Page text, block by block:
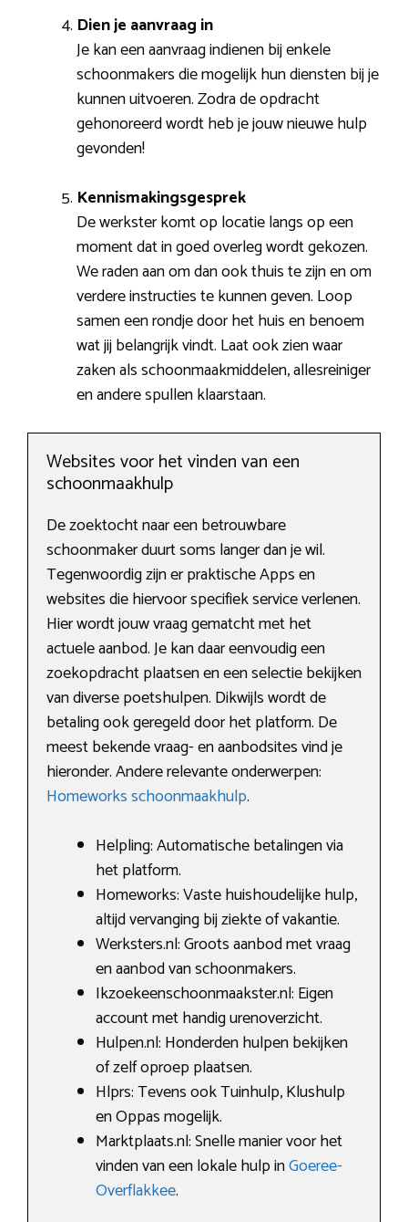
Dien je aanvraag in
Je kan een aanvraag indienen bij enkele
schoonmakers die mogelijk hun diensten bij je
kunnen uitvoeren. Zodra de opdracht
gehonoreerd wordt heb je jouw nieuwe hulp
gevonden!
Kennismakingsgesprek
De werkster komt op locatie langs op een
moment dat in goed overleg wordt gekozen.
We raden aan om dan ook thuis te zijn en om
verdere instructies te kunnen geven. Loop
samen een rondje door het huis en benoem
wat jij belangrijk vindt. Laat ook zien waar
zaken als schoonmaakmiddelen, allesreiniger
en andere spullen klaarstaan.
Websites voor het vinden van een
schoonmaakhulp
De zoektocht naar een betrouwbare
schoonmaker duurt soms langer dan je wil.
Tegenwoordig zijn er praktische Apps en
websites die hiervoor specifiek service verlenen.
Hier wordt jouw vraag gematcht met het
actuele aanbod. Je kan daar eenvoudig een
zoekopdracht plaatsen en een selectie bekijken
van diverse poetshulpen. Dikwijls wordt de
betaling ook geregeld door het platform. De
meest bekende vraag- en aanbodsites vind je
hieronder. Andere relevante onderwerpen:
Homeworks schoonmaakhulp.
Helpling: Automatische betalingen via
het platform.
Homeworks: Vaste huishoudelijke hulp,
altijd vervanging bij ziekte of vakantie.
Werksters.nl: Groots aanbod met vraag
en aanbod van schoonmakers.
Ikzoekeenschoonmaakster.nl: Eigen
account met handig urenoverzicht.
Hulpen.nl: Honderden hulpen bekijken
of zelf oproep plaatsen.
Hlprs: Tevens ook Tuinhulp, Klushulp
en Oppas mogelijk.
Marktplaats.nl: Snelle manier voor het
vinden van een lokale hulp inGoeree-
Overflakkee.